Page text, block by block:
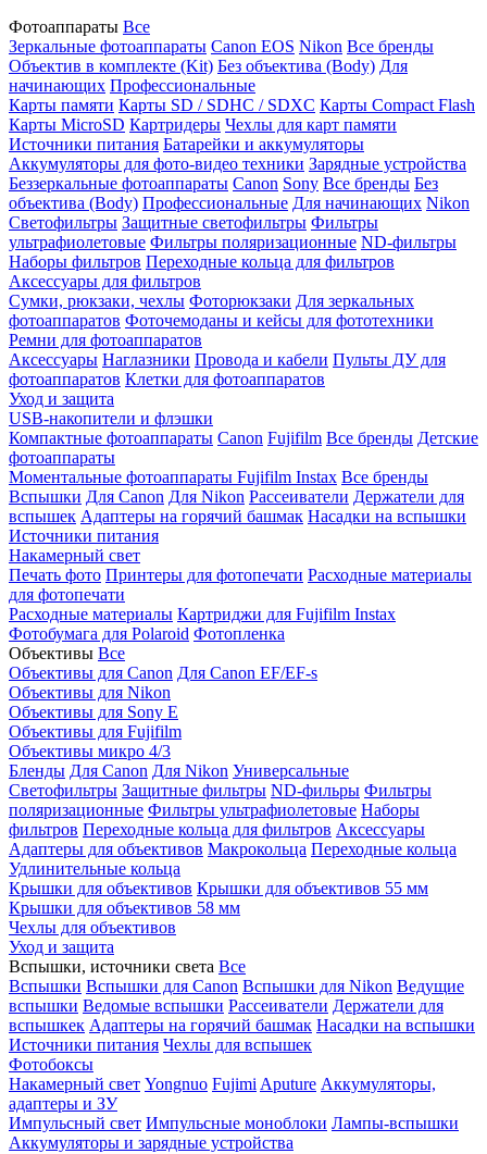
Фотоаппараты Все
Зеркальные фотоаппараты Canon EOS Nikon Все бренды
Объектив в комплекте (Kit) Без объектива (Body) Для
начинающих Профессиональные
Карты памяти Карты SD / SDHC / SDXC Карты Compact Flash
Карты MicroSD Картридеры Чехлы для карт памяти
Источники питания Батарейки и аккумуляторы
Аккумуляторы для фото-видео техники Зарядные устройства
Беззеркальные фотоаппараты Canon Sony Все бренды Без
объектива (Body) Профессиональные Для начинающих Nikon
Светофильтры Защитные светофильтры Фильтры
ультрафиолетовые Фильтры поляризационные ND-фильтры
Наборы фильтров Переходные кольца для фильтров
Аксессуары для фильтров
Сумки, рюкзаки, чехлы Фоторюкзаки Для зеркальных
фотоаппаратов Фоточемоданы и кейсы для фототехники
Ремни для фотоаппаратов
Аксессуары Наглазники Провода и кабели Пульты ДУ для
фотоаппаратов Клетки для фотоаппаратов
Уход и защита
USB-накопители и флэшки
Компактные фотоаппараты Canon Fujifilm Все бренды Детские
фотоаппараты
Моментальные фотоаппараты Fujifilm Instax Все бренды
Вспышки Для Canon Для Nikon Рассеиватели Держатели для
вспышек Адаптеры на горячий башмак Насадки на вспышки
Источники питания
Накамерный свет
Печать фото Принтеры для фотопечати Расходные материалы
для фотопечати
Расходные материалы Картриджи для Fujifilm Instax
Фотобумага для Polaroid Фотопленка
Объективы Все
Объективы для Canon Для Canon EF/EF-s
Объективы для Nikon
Объективы для Sony E
Объективы для Fujifilm
Объективы микро 4/3
Бленды Для Canon Для Nikon Универсальные
Светофильтры Защитные фильтры ND-фильры Фильтры
поляризационные Фильтры ультрафиолетовые Наборы
фильтров Переходные кольца для фильтров Аксессуары
Адаптеры для объективов Макрокольца Переходные кольца
Удлинительные кольца
Крышки для объективов Крышки для объективов 55 мм
Крышки для объективов 58 мм
Чехлы для объективов
Уход и защита
Вспышки, источники света Все
Вспышки Вспышки для Canon Вспышки для Nikon Ведущие
вспышки Ведомые вспышки Рассеиватели Держатели для
вспышкек Адаптеры на горячий башмак Насадки на вспышки
Источники питания Чехлы для вспышек
Фотобоксы
Накамерный свет Yongnuo Fujimi Aputure Аккумуляторы,
адаптеры и ЗУ
Импульсный свет Импульсные моноблоки Лампы-вспышки
Аккумуляторы и зарядные устройства